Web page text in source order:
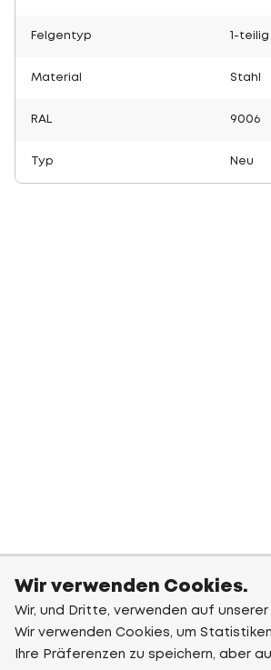
Felgentyp 1-teilig
Material Stahl
RAL 9006
Typ Neu
Wir verwenden Cookies.
Wir, und Dritte, verwenden auf
Wir verwenden Cookies, um
Ihre Präferenzen zu speichern, aber